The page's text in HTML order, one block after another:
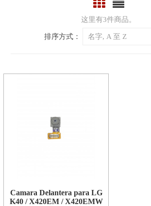
这里有3件商品。
排序方式： 名字, A 至 Z
Camara Delantera para LG
K40 / X420EM / X420EMW